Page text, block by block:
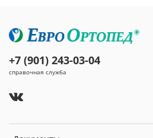
+7 (901) 243-03-04
справочная служба